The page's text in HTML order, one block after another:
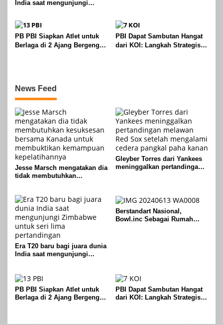
India saat mengunjungi
pertandingan
PB PBI Siapkan Atlet untuk
Berlaga di 2 Ajang Bergengsi
PBI Dapat Sambutan Hangat
dari KOI: Langkah Strategis
News Feed
Jesse Marsch mengatakan dia
tidak membutuhkan
kemampuan kepelatihannya
Gleyber Torres dari Yankees
meninggalkan pertandingan
Era T20 baru bagi juara dunia
India saat mengunjungi
Berstandart Nasional,
Bowl.inc Sebagai Rumah
PB PBI Siapkan Atlet untuk
Berlaga di 2 Ajang Bergengsi
PBI Dapat Sambutan Hangat
dari KOI: Langkah Strategis